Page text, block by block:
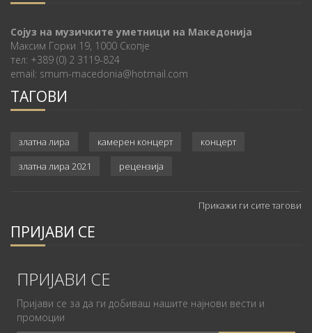
Сојуз на музичките уметници на Македонија
Максим Горки 19, 1000 Скопје
тел: +389 (0) 2 3119-824
email: smum-macedonia@hotmail.com
ТАГОВИ
златна лира камерен концерт
концерт
златна лира 2021
рецензија
Прикажи ги сите тагови
ПРИЈАВИ СЕ
ПРИЈАВИ СЕ
Пријави се за да ги добиваш нашите најнови вести и
промоции